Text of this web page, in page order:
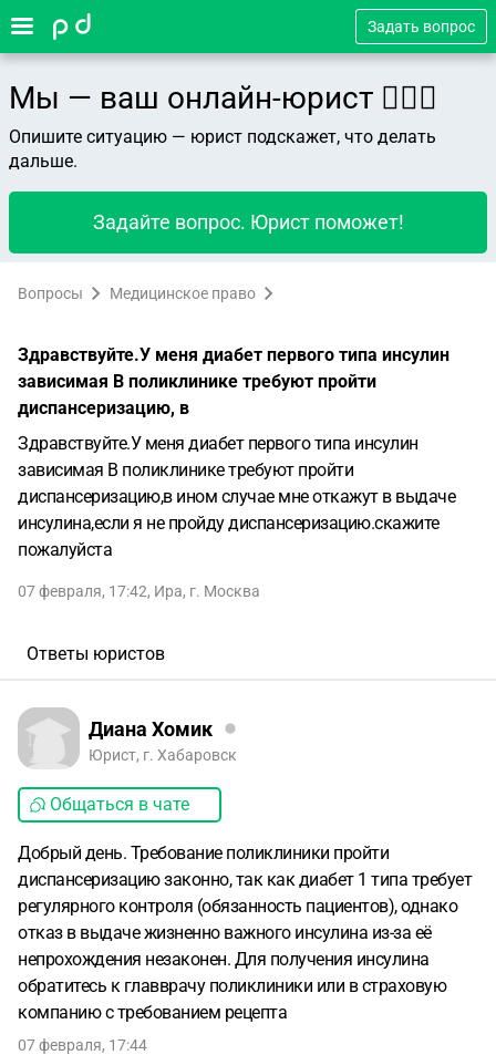
Задать вопрос
Мы — ваш онлайн-юрист 👨🏻‍⚖️
Опишите ситуацию — юрист подскажет, что делать
дальше.
Задайте вопрос. Юрист поможет!
Вопросы Медицинское право
Здравствуйте.У меня диабет первого типа инсулин
зависимая В поликлинике требуют пройти
диспансеризацию, в
Здравствуйте.У меня диабет первого типа инсулин
зависимая В поликлинике требуют пройти
диспансеризацию,в ином случае мне откажут в выдаче
инсулина,если я не пройду диспансеризацию.скажите
пожалуйста
07 февраля, 17:42, Ира, г. Москва
Ответы юристов
Диана Хомик
Юрист, г. Хабаровск
Общаться в чате
Добрый день. Требование поликлиники пройти
диспансеризацию законно, так как диабет 1 типа требует
регулярного контроля (обязанность пациентов), однако
отказ в выдаче жизненно важного инсулина из-за её
непрохождения незаконен. Для получения инсулина
обратитесь к главврачу поликлиники или в страховую
компанию с требованием рецепта
07 февраля, 17:44